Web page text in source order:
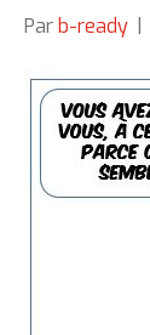
Par b-ready